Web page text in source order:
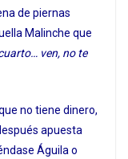
de piernas
Malinche que
ven, no te
no tiene dinero,
apuesta
Águila o